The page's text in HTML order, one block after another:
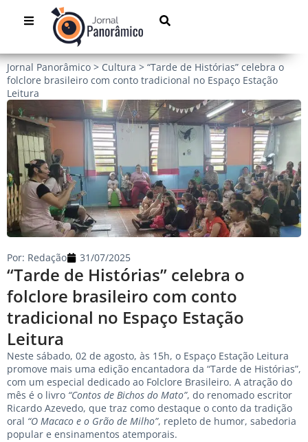
Jornal Panorâmico > Cultura > “Tarde de Histórias” celebra o
folclore brasileiro com conto tradicional no Espaço Estação
Leitura
“Tarde de Histórias” celebra o
folclore brasileiro com conto
tradicional no Espaço Estação
Leitura
Por: Redação 31/07/2025
Neste sábado, 02 de agosto, às 15h, o Espaço Estação Leitura
promove mais uma edição encantadora da “Tarde de Histórias”,
com um especial dedicado ao Folclore Brasileiro. A atração do
mês é o livro “Contos de Bichos do Mato”, do renomado escritor
Ricardo Azevedo, que traz como destaque o conto da tradição
oral “O Macaco e o Grão de Milho”, repleto de humor, sabedoria
popular e ensinamentos atemporais.